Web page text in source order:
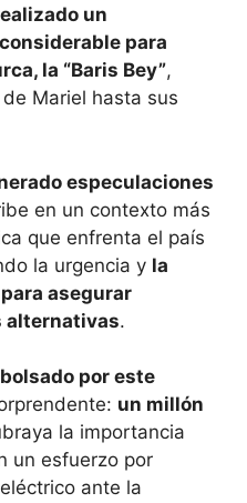
un
para
la “Baris Bey”,
Mariel hasta sus
especulaciones
en un contexto más
que enfrenta el país
la urgencia y la
asegurar
alternativas.
por este
un millón
la importancia
un esfuerzo por
ante la